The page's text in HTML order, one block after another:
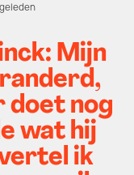
Mijn
doet nog
wat hij
ik